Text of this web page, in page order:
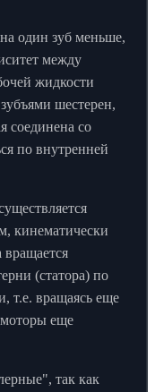
один зуб меньше,
между
жидкости
шестерен,
соединена со
по внутренней
кинематически
(статора) по
т.е. вращаясь еще
еще
так как